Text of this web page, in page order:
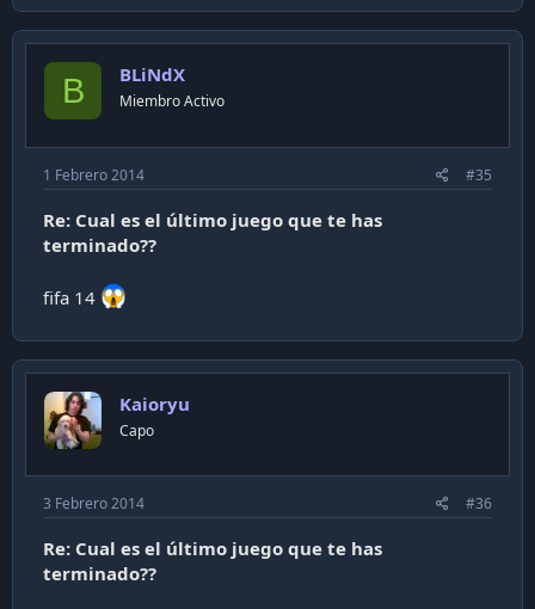
B BLiNdX
Miembro Activo
1 Febrero 2014 #35
Re: Cual es el último juego que te has
terminado??
fifa 14
Kaioryu
Capo
3 Febrero 2014 #36
Re: Cual es el último juego que te has
terminado??